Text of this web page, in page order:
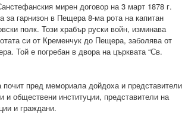
мирен договор на 3 март 1878 г.
за гарнизон в Пещера 8-ма рота на капитан
полк. Този храбър руски войн, изминава
си от Кременчук до Пещера, заболява от
Той е погребан в двора на църквата “Св.
пред мемориала дойдоха и представители
и обществени институции, представители на
и граждани.